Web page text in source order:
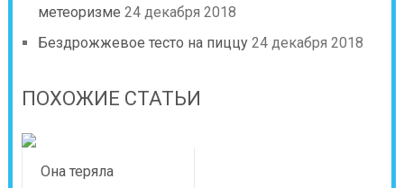
метеоризме 24 декабря 2018
Бездрожжевое тесто на пиццу 24 декабря 2018
ПОХОЖИЕ СТАТЬИ
Она теряла